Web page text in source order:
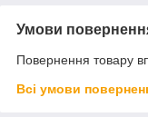
Умови
Повернення товару
Всі умови